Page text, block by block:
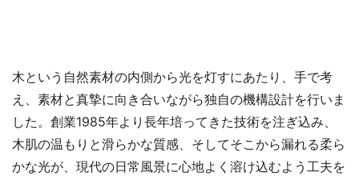
木という自然素材の内側から光を灯すにあたり、手で考
え、素材と真摯に向き合いながら独自の機構設計を行いま
した。創業1985年より長年培ってきた技術を注ぎ込み、
木肌の温もりと滑らかな質感、そしてそこから漏れる柔ら
かな光が、現代の日常風景に心地よく溶け込むよう工夫を